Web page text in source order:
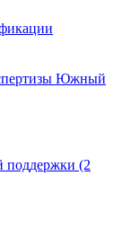
Южный
поддержки (2